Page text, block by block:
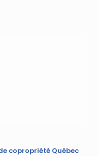
copropriété Québec